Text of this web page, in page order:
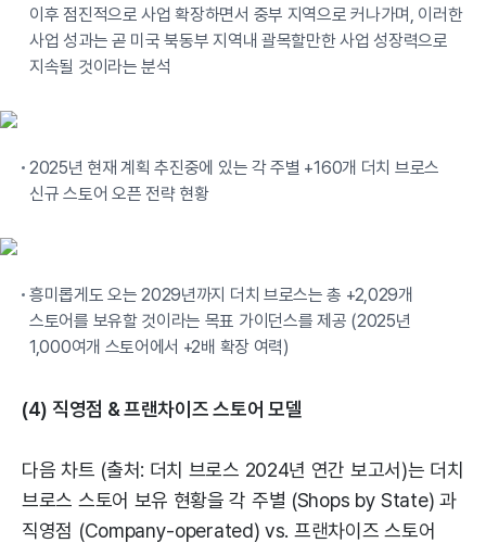
이후 점진적으로 사업 확장하면서 중부 지역으로 커나가며, 이러한
사업 성과는 곧 미국 북동부 지역내 괄목할만한 사업 성장력으로
지속될 것이라는 분석
2025년 현재 계획 추진중에 있는 각 주별 +160개 더치 브로스
신규 스토어 오픈 전략 현황
흥미롭게도 오는 2029년까지 더치 브로스는 총 +2,029개
스토어를 보유할 것이라는 목표 가이던스를 제공 (2025년
1,000여개 스토어에서 +2배 확장 여력)
(4) 직영점 & 프랜차이즈 스토어 모델
다음 차트 (출처: 더치 브로스 2024년 연간 보고서)는 더치
브로스 스토어 보유 현황을 각 주별 (Shops by State) 과
직영점 (Company-operated) vs. 프랜차이즈 스토어